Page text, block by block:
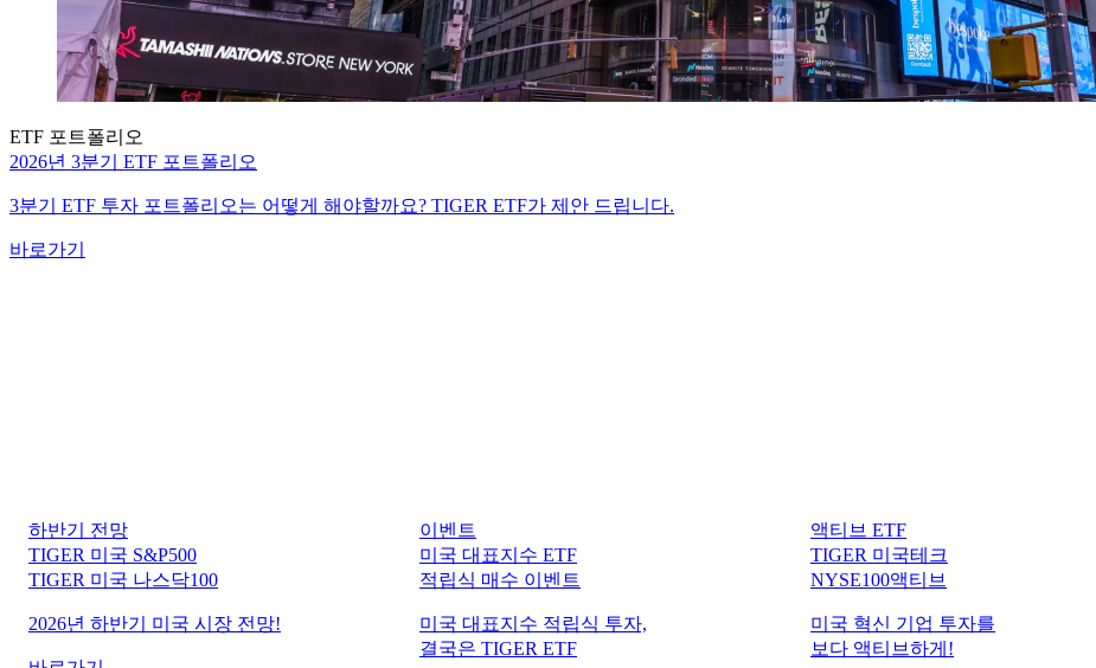
ETF 포트폴리오
2026년 3분기 ETF 포트폴리오
3분기 ETF 투자 포트폴리오는 어떻게 해야할까요? TIGER ETF가 제안 드립니다.
바로가기
하반기 전망
TIGER 미국 S&P500
TIGER 미국 나스닥100
2026년 하반기 미국 시장 전망!
이벤트
미국 대표지수 ETF
적립식 매수 이벤트
미국 대표지수 적립식 투자,
결국은 TIGER ETF
액티브 ETF
TIGER 미국테크
NYSE100액티브
미국 혁신 기업 투자를
보다 액티브하게!